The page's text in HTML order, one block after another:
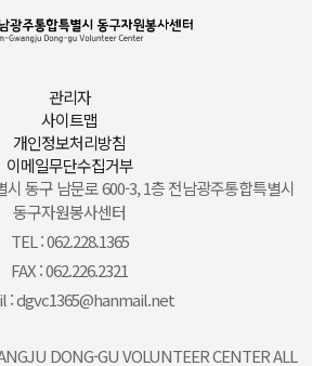
관리자
사이트맵
개인정보처리방침
이메일무단수집거부
동구 남문로 600-3, 1층 전남광주통합특별시
동구자원봉사센터
TEL : 062.228.1365
FAX : 062.226.2321
: dgvc1365@hanmail.net
DONG-GU VOLUNTEER CENTER ALL